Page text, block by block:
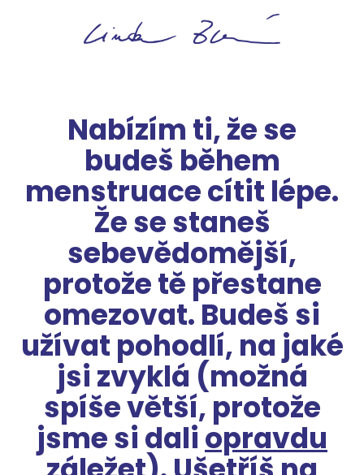
Nabízím ti, že se
budeš během
menstruace cítit lépe.
Že se staneš
sebevědomější,
protože tě přestane
omezovat. Budeš si
užívat pohodlí, na jaké
jsi zvyklá (možná
spíše větší, protože
jsme si dali opravdu